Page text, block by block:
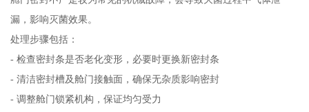
漏，影响灭菌效果。
处理步骤包括：
- 检查密封条是否老化变形，必要时更换新密封条
- 清洁密封槽及舱门接触面，确保无杂质影响密封
- 调整舱门锁紧机构，保证均匀受力